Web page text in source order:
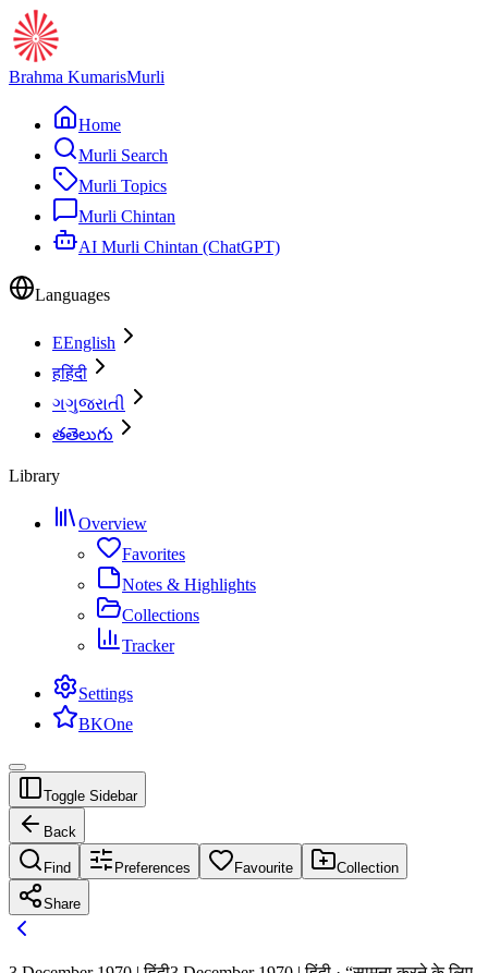
Brahma KumarisMurli
Home
Murli Search
Murli Topics
Murli Chintan
AI Murli Chintan (ChatGPT)
Languages
EEnglish
हहिंदी
ગગુજરાતી
తతెలుగు
Library
Overview
Favorites
Notes & Highlights
Collections
Tracker
Settings
BKOne
Toggle Sidebar
Back
Find Preferences Favourite Collection
Share